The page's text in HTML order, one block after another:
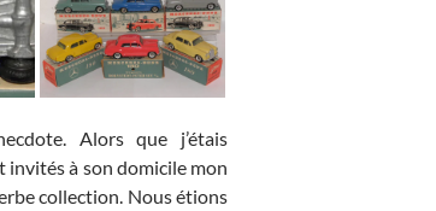
Alors que j’étais
invités à son domicile mon
collection. Nous étions